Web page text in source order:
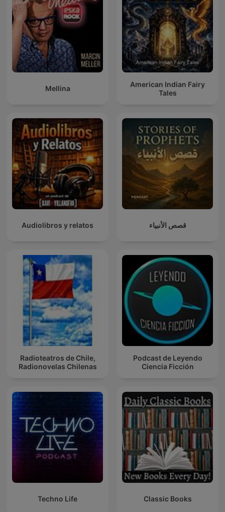
Mellina
American Indian Fairy
Tales
Audiolibros y relatos قصص الأنبياء
Radioteatros de Chile,
Radionovelas Chilenas
Podcast de Leyendo
Ciencia Ficción
Techno Life Classic Books